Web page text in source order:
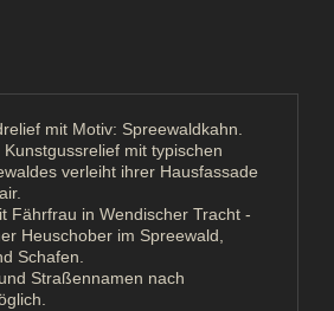
mit Motiv: Spreewaldkahn.
mit typischen
verleiht ihrer Hausfassade
Fährfrau in Wendischer Tracht -
Heuschober im Spreewald
Schafen.
Straßennamen nach